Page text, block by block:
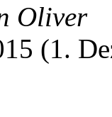
Oliver
(1.